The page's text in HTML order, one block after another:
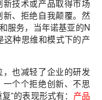
技术或产品取得市场
、拒绝自我颠覆。然
服务，当年诺基亚的N
这种思维和模式下的产
也减轻了企业的研发
个个拒绝创新、不思
”的表现形式有： 产品